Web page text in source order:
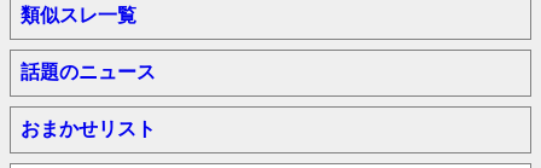
類似スレ一覧
話題のニュース
おまかせリスト